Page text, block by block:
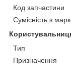
Код запчастини
Сумісність з
Тип
Призначення